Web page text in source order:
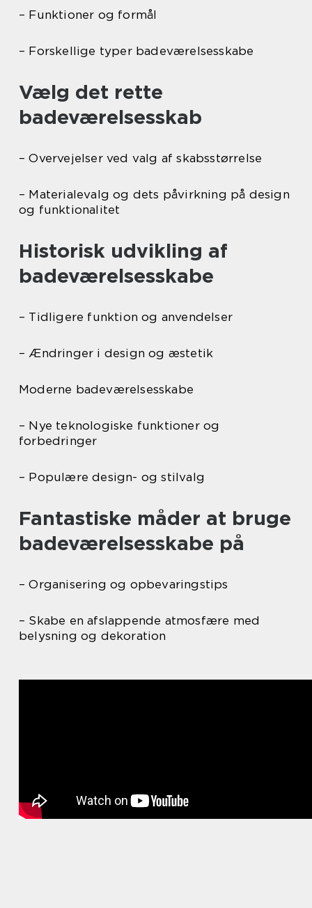
– Funktioner og formål
– Forskellige typer badeværelsesskabe
Vælg det rette
badeværelsesskab
– Overvejelser ved valg af skabsstørrelse
– Materialevalg og dets påvirkning på design
og funktionalitet
Historisk udvikling af
badeværelsesskabe
– Tidligere funktion og anvendelser
– Ændringer i design og æstetik
Moderne badeværelsesskabe
– Nye teknologiske funktioner og
forbedringer
– Populære design- og stilvalg
Fantastiske måder at bruge
badeværelsesskabe på
– Organisering og opbevaringstips
– Skabe en afslappende atmosfære med
belysning og dekoration